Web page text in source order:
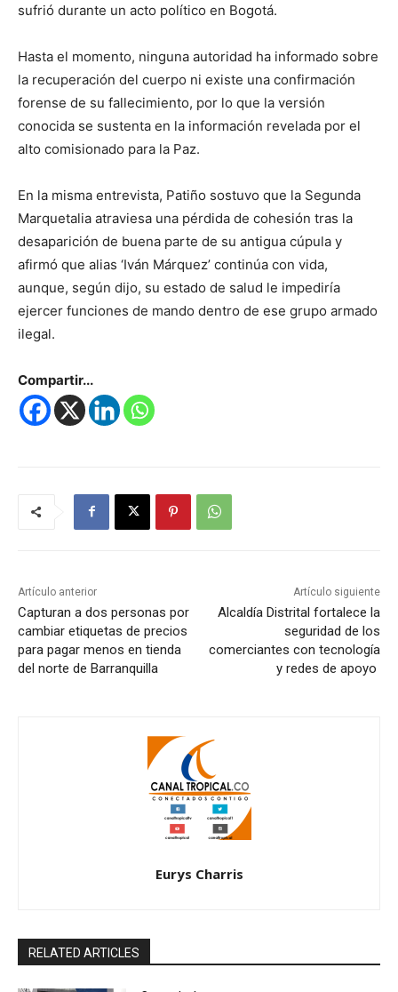
sufrió durante un acto político en Bogotá.
Hasta el momento, ninguna autoridad ha informado sobre
la recuperación del cuerpo ni existe una confirmación
forense de su fallecimiento, por lo que la versión
conocida se sustenta en la información revelada por el
alto comisionado para la Paz.
En la misma entrevista, Patiño sostuvo que la Segunda
Marquetalia atraviesa una pérdida de cohesión tras la
desaparición de buena parte de su antigua cúpula y
afirmó que alias ‘Iván Márquez’ continúa con vida,
aunque, según dijo, su estado de salud le impediría
ejercer funciones de mando dentro de ese grupo armado
ilegal.
Compartir...
Artículo anterior
Capturan a dos personas por
cambiar etiquetas de precios
para pagar menos en tienda
del norte de Barranquilla
Artículo siguiente
Alcaldía Distrital fortalece la
seguridad de los
comerciantes con tecnología
y redes de apoyo
Eurys Charris
RELATED ARTICLES